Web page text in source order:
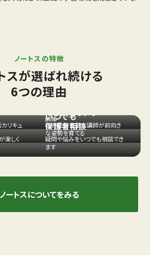
ノートスの特徴
スが選ばれ続ける
6つの理由圧倒的な講師力
師陣
リキュ
指導経験豊富な講師が前向き
な姿勢を育てる
楽しく
いつでも
保護者相談
疑問や悩みをいつでも相談でき
ます
ノートスについてをみる